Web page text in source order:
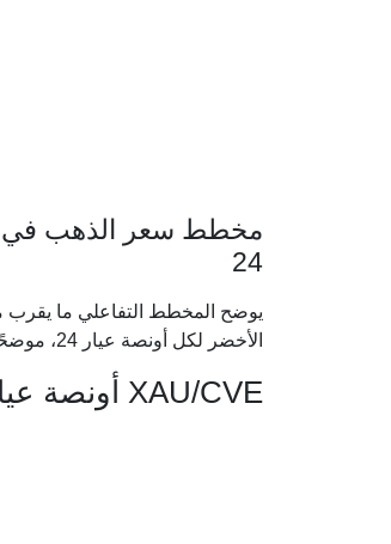
مخطط سعر الذهب في
24
الأخضر لكل أونصة عيار 24، موضحًا كيفية أداء الذهب خلال الدورات الاقتصادية الكبرى.
XAU/CVE أونصة عيار 24